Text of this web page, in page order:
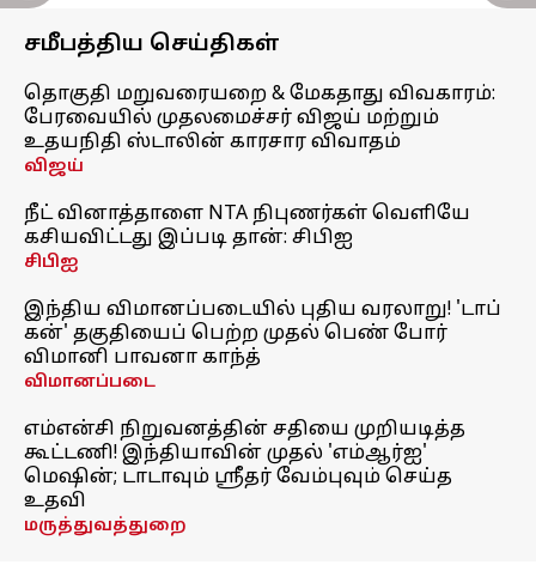
சமீபத்திய செய்திகள்
தொகுதி மறுவரையறை & மேகதாது விவகாரம்:
பேரவையில் முதலமைச்சர் விஜய் மற்றும்
உதயநிதி ஸ்டாலின் காரசார விவாதம்
விஜய்
நீட் வினாத்தாளை NTA நிபுணர்கள் வெளியே
கசியவிட்டது இப்படி தான்: சிபிஐ
சிபிஐ
இந்திய விமானப்படையில் புதிய வரலாறு! 'டாப்
கன்' தகுதியைப் பெற்ற முதல் பெண் போர்
விமானி பாவனா காந்த்
விமானப்படை
எம்என்சி நிறுவனத்தின் சதியை முறியடித்த
கூட்டணி! இந்தியாவின் முதல் 'எம்ஆர்ஐ'
மெஷின்; டாடாவும் ஸ்ரீதர் வேம்புவும் செய்த
உதவி
மருத்துவத்துறை